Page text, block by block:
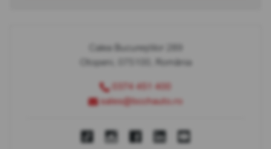
Calea Bucureștilor 289
Otopeni, 075100, România
0374 451 400
sales@bcchauto.ro